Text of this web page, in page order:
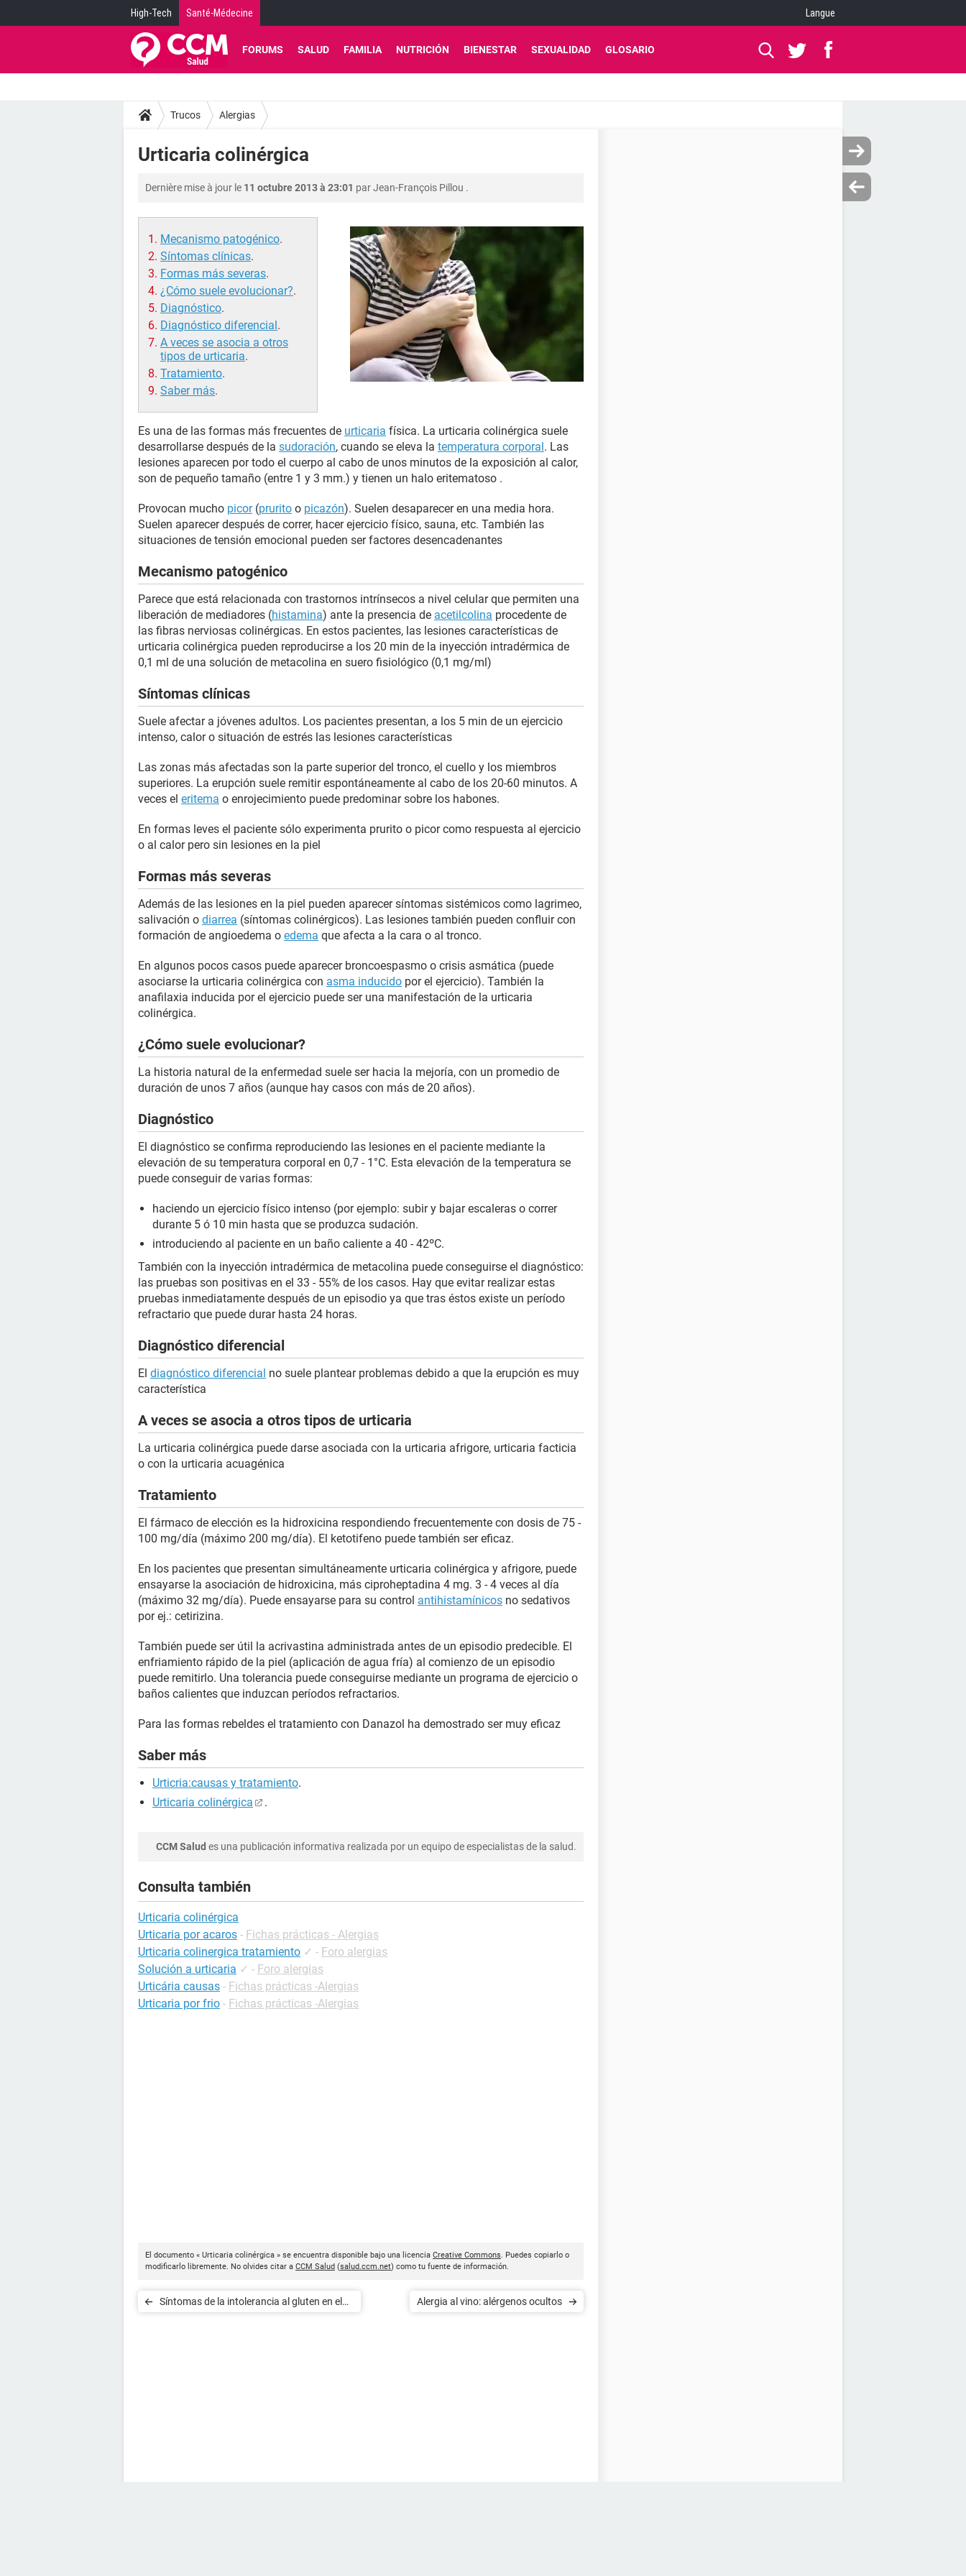
High-Tech Santé-Médecine Langue
FORUMS SALUD FAMILIA NUTRICIÓN BIENESTAR SEXUALIDAD GLOSARIO
Trucos Alergias
Urticaria colinérgica
Dernière mise à jour le 11 octubre 2013 à 23:01 parJean-François Pillou .
Mecanismo patogénico.
Síntomas clínicas.
Formas más severas.
¿Cómo suele evolucionar?.
Diagnóstico.
Diagnóstico diferencial.
A veces se asocia a otros
tipos de urticaria.
Tratamiento.
Saber más.
Es una de las formas más frecuentes de urticaria física. La urticaria colinérgica suele
desarrollarse después de la sudoración, cuando se eleva la temperatura corporal. Las
lesiones aparecen por todo el cuerpo al cabo de unos minutos de la exposición al calor,
son de pequeño tamaño (entre 1 y 3 mm.) y tienen un halo eritematoso .
Provocan mucho picor(prurito o picazón). Suelen desaparecer en una media hora.
Suelen aparecer después de correr, hacer ejercicio físico, sauna, etc. También las
situaciones de tensión emocional pueden ser factores desencadenantes
Mecanismo patogénico
Parece que está relacionada con trastornos intrínsecos a nivel celular que permiten una
liberación de mediadores (histamina) ante la presencia de acetilcolina procedente de
las fibras nerviosas colinérgicas. En estos pacientes, las lesiones características de
urticaria colinérgica pueden reproducirse a los 20 min de la inyección intradérmica de
0,1 ml de una solución de metacolina en suero fisiológico (0,1 mg/ml)
Síntomas clínicas
Suele afectar a jóvenes adultos. Los pacientes presentan, a los 5 min de un ejercicio
intenso, calor o situación de estrés las lesiones características
Las zonas más afectadas son la parte superior del tronco, el cuello y los miembros
superiores. La erupción suele remitir espontáneamente al cabo de los 20-60 minutos. A
veces el eritema o enrojecimiento puede predominar sobre los habones.
En formas leves el paciente sólo experimenta prurito o picor como respuesta al ejercicio
o al calor pero sin lesiones en la piel
Formas más severas
Además de las lesiones en la piel pueden aparecer síntomas sistémicos como lagrimeo,
salivación o diarrea (síntomas colinérgicos). Las lesiones también pueden confluir con
formación de angioedema o edema que afecta a la cara o al tronco.
En algunos pocos casos puede aparecer broncoespasmo o crisis asmática (puede
asociarse la urticaria colinérgica con asma inducido por el ejercicio). También la
anafilaxia inducida por el ejercicio puede ser una manifestación de la urticaria
colinérgica.
¿Cómo suele evolucionar?
La historia natural de la enfermedad suele ser hacia la mejoría, con un promedio de
duración de unos 7 años (aunque hay casos con más de 20 años).
Diagnóstico
El diagnóstico se confirma reproduciendo las lesiones en el paciente mediante la
elevación de su temperatura corporal en 0,7 - 1°C. Esta elevación de la temperatura se
puede conseguir de varias formas:
haciendo un ejercicio físico intenso (por ejemplo: subir y bajar escaleras o correr
durante 5 ó 10 min hasta que se produzca sudación.
introduciendo al paciente en un baño caliente a 40 - 42ºC.
También con la inyección intradérmica de metacolina puede conseguirse el diagnóstico:
las pruebas son positivas en el 33 - 55% de los casos. Hay que evitar realizar estas
pruebas inmediatamente después de un episodio ya que tras éstos existe un período
refractario que puede durar hasta 24 horas.
Diagnóstico diferencial
El diagnóstico diferencial no suele plantear problemas debido a que la erupción es muy
característica
A veces se asocia a otros tipos de urticaria
La urticaria colinérgica puede darse asociada con la urticaria afrigore, urticaria facticia
o con la urticaria acuagénica
Tratamiento
El fármaco de elección es la hidroxicina respondiendo frecuentemente con dosis de 75 -
100 mg/día (máximo 200 mg/día). El ketotifeno puede también ser eficaz.
En los pacientes que presentan simultáneamente urticaria colinérgica y afrigore, puede
ensayarse la asociación de hidroxicina, más ciproheptadina 4 mg. 3 - 4 veces al día
(máximo 32 mg/día). Puede ensayarse para su control antihistamínicos no sedativos
por ej.: cetirizina.
También puede ser útil la acrivastina administrada antes de un episodio predecible. El
enfriamiento rápido de la piel (aplicación de agua fría) al comienzo de un episodio
puede remitirlo. Una tolerancia puede conseguirse mediante un programa de ejercicio o
baños calientes que induzcan períodos refractarios.
Para las formas rebeldes el tratamiento con Danazol ha demostrado ser muy eficaz
Saber más
Urticria:causas y tratamiento.
Urticaria colinérgica
.
CCM Salud es una publicación informativa realizada por un equipo de especialistas de la salud.
Consulta también
Urticaria colinérgica
Urticaria por acaros - Fichas prácticas - Alergias
Urticaria colinergica tratamiento ✓ - Foro alergias
Solución a urticaria ✓ - Foro alergias
Urticária causas - Fichas prácticas -Alergias
Urticaria por frio - Fichas prácticas -Alergias
El documento « Urticaria colinérgica » se encuentra disponible bajo una licencia Creative Commons. Puedes copiarlo o
modificarlo libremente. No olvides citar a CCM Salud (salud.ccm.net) como tu fuente de información.
Síntomas de la intolerancia al gluten en el
Alergia al vino: alérgenos ocultos